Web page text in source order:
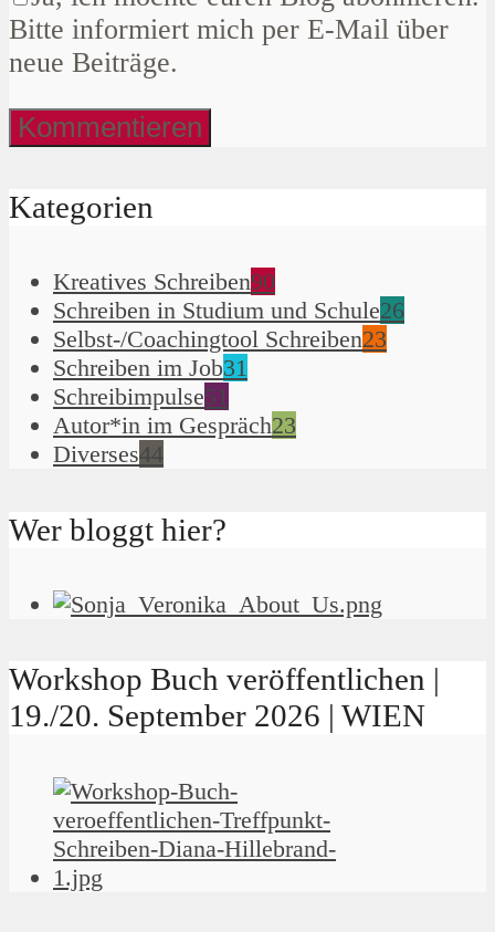
Bitte informiert mich per E-Mail über
neue Beiträge.
Kategorien
Kreatives Schreiben90
Schreiben in Studium und Schule26
Selbst-/Coachingtool Schreiben23
Schreiben im Job31
Schreibimpulse51
Autor*in im Gespräch23
Diverses44
Wer bloggt hier?
Workshop Buch veröffentlichen |
19./20. September 2026 | WIEN